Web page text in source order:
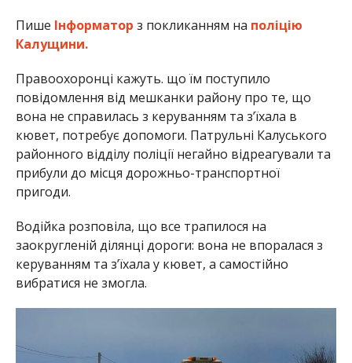
Пише Інформатор з покликанням на поліцію
Калущини.
Правоохоронці кажуть. що їм поступило
повідомлення від мешканки району про те, що
вона не справилась з керуванням та з’їхала в
кювет, потребує допомоги. Патрульні Калуського
районного відділу поліції негайно відреагували та
прибули до місця дорожньо-транспортної
пригоди.
Водійка розповіла, що все трапилося на
заокругленій ділянці дороги: вона не впоралася з
керуванням та зʼїхала у кювет, а самостійно
вибратися не змогла.